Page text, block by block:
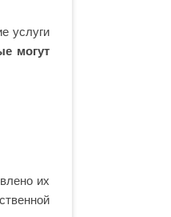
услуги
могут
их